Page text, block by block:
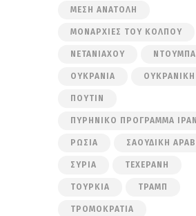
ΜΈΣΗ ΑΝΑΤΟΛΉ
ΜΟΝΑΡΧΊΕΣ ΤΟΥ ΚΌΛΠΟΥ
ΝΕΤΑΝΙΆΧΟΥ ΝΤΟΥΜΠΆΙ
ΟΥΚΡΑΝΊΑ ΟΥΚΡΑΝΙΚΉ
ΠΟΎΤΙΝ
ΠΥΡΗΝΙΚΌ ΠΡΌΓΡΑΜΜΑ ΙΡΆΝ
ΡΩΣΊΑ ΣΑΟΥΔΙΚΉ
ΣΥΡΊΑ ΤΕΧΕΡΆΝΗ
ΤΟΥΡΚΊΑ ΤΡΑΜΠ
ΤΡΟΜΟΚΡΑΤΊΑ